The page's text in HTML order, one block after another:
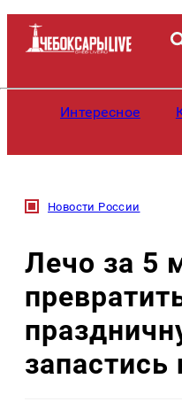
Интересное
Новости России
Лечо за 5
запастись